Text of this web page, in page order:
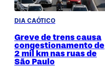
DIA CAÓTICO
Greve de trens causa
congestionamento de
2 mil km nas ruas de
São Paulo